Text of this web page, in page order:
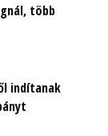
több
indítanak